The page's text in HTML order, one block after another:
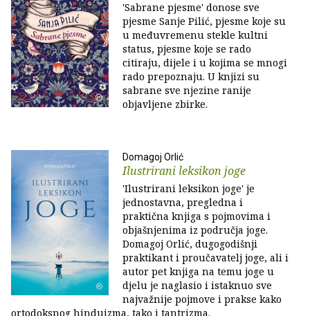
'Sabrane pjesme' donose sve
pjesme Sanje Pilić, pjesme koje su
u međuvremenu stekle kultni
status, pjesme koje se rado
citiraju, dijele i u kojima se mnogi
rado prepoznaju. U knjizi su
sabrane sve njezine ranije
objavljene zbirke.
Domagoj Orlić
Ilustrirani leksikon joge
'Ilustrirani leksikon joge' je
jednostavna, pregledna i
praktična knjiga s pojmovima i
objašnjenima iz područja joge.
Domagoj Orlić, dugogodišnji
praktikant i proučavatelj joge, ali i
autor pet knjiga na temu joge u
djelu je naglasio i istaknuo sve
najvažnije pojmove i prakse kako
ortodoksnog hinduizma, tako i tantrizma.